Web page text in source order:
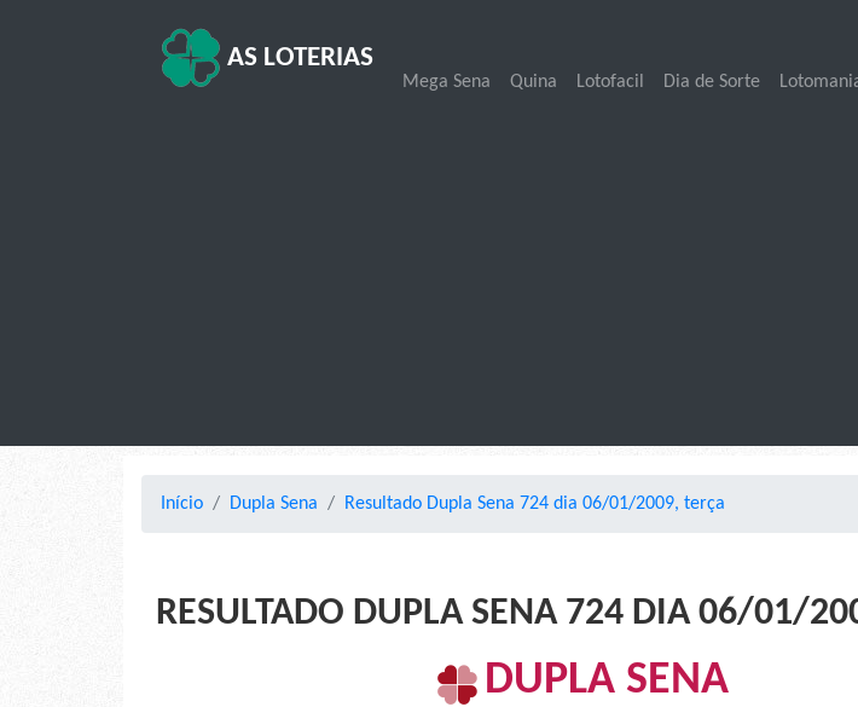
AS LOTERIAS
Mega Sena Quina Lotofacil Dia de Sorte
Início Dupla Sena Resultado Dupla Sena 724 dia 06/01/2009, terça
RESULTADO DUPLA SENA 724 DIA 06/01/
DUPLA SENA